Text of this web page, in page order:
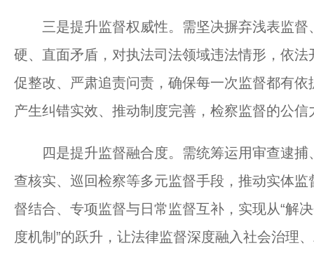
三是提升监督权威性。需坚决摒弃浅表监督
硬、直面矛盾，对执法司法领域违法情形，依
促整改、严肃追责问责，确保每一次监督都有
产生纠错实效、推动制度完善，检察监督的公
四是提升监督融合度。需统筹运用审查逮捕
查核实、巡回检察等多元监督手段，推动实体
督结合、专项监督与日常监督互补，实现从“解
度机制”的跃升，让法律监督深度融入社会治理